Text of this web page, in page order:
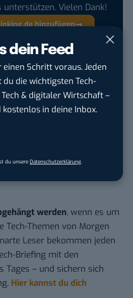
dein Feed
Schritt voraus. Jeden
die wichtigsten Tech-
Tech & digitaler Wirtschaft –
in deine Inbox.
du unsere Datenschutzerklärung.
unterstützen. Vielen Dank!
hinzufügen
auf das Smartphone von
auf das Smartphone von
auf das Smartphone von
werden, wenn es um
Tech-Themen von Morgen
Leser bekommen jeden
Briefing mit den
Tages – und sichern sich
Hier kannst du dich